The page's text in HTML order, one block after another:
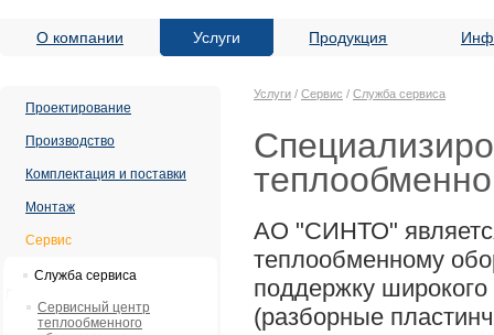
О компании Услуги Продукция
Проектирование
Производство
Комплектация и поставки
Монтаж
Сервис
Служба сервиса
Сервисный центр
теплообменного
Услуги / Сервис / Служба сервиса
АО "СИНТО"
теплообменному
поддержку
(разборные